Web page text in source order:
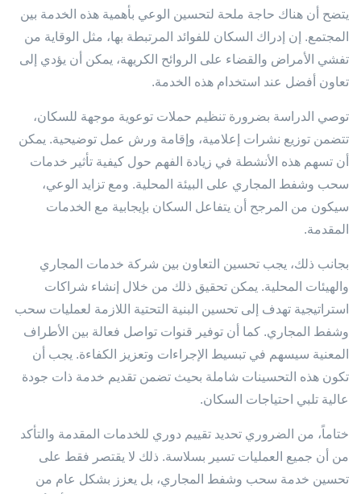
يتضح أن هناك حاجة ملحة لتحسين الوعي بأهمية هذه الخدمة بين
المجتمع. إن إدراك السكان للفوائد المرتبطة بها، مثل الوقاية من
تفشي الأمراض والقضاء على الروائح الكريهة، يمكن أن يؤدي إلى
تعاون أفضل عند استخدام هذه الخدمة.
توصي الدراسة بضرورة تنظيم حملات توعوية موجهة للسكان،
تتضمن توزيع نشرات إعلامية، وإقامة ورش عمل توضيحية. يمكن
أن تسهم هذه الأنشطة في زيادة الفهم حول كيفية تأثير خدمات
سحب وشفط المجاري على البيئة المحلية. ومع تزايد الوعي،
سيكون من المرجح أن يتفاعل السكان بإيجابية مع الخدمات
المقدمة.
بجانب ذلك، يجب تحسين التعاون بين شركة خدمات المجاري
والهيئات المحلية. يمكن تحقيق ذلك من خلال إنشاء شراكات
استراتيجية تهدف إلى تحسين البنية التحتية اللازمة لعمليات سحب
وشفط المجاري. كما أن توفير قنوات تواصل فعالة بين الأطراف
المعنية سيسهم في تبسيط الإجراءات وتعزيز الكفاءة. يجب أن
تكون هذه التحسينات شاملة بحيث تضمن تقديم خدمة ذات جودة
عالية تلبي احتياجات السكان.
ختاماً، من الضروري تحديد تقييم دوري للخدمات المقدمة والتأكد
من أن جميع العمليات تسير بسلاسة. ذلك لا يقتصر فقط على
تحسين خدمة سحب وشفط المجاري، بل يعزز بشكل عام من